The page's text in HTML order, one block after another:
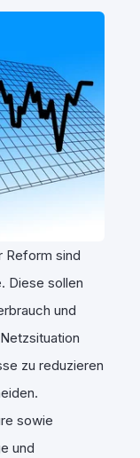
Reform sind
Diese sollen
und
zu reduzieren
sowie
und